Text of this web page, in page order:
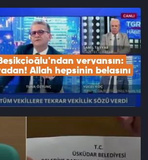
veryansın:
Allah hepsinin belasını